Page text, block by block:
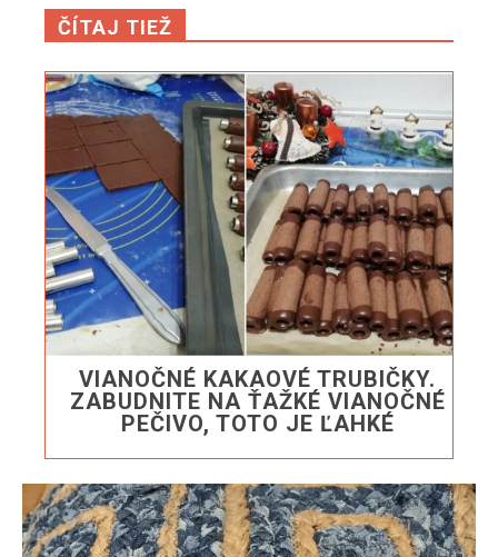
ČÍTAJ TIEŽ
VIANOČNÉ KAKAOVÉ TRUBIČKY.
ZABUDNITE NA ŤAŽKÉ VIANOČNÉ
PEČIVO, TOTO JE ĽAHKÉ